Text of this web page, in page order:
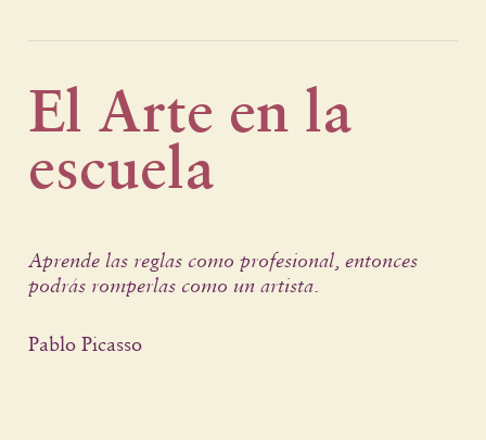
El Arte en la
escuela
Aprende las reglas como profesional, entonces
podrás romperlas como un artista.
Pablo Picasso